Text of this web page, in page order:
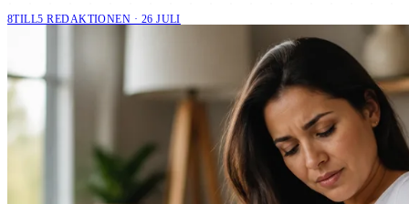
8TILL5 REDAKTIONEN · 26 JULI